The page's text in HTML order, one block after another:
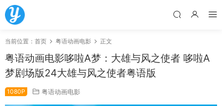
当前位置： 首页 粤语动画电影 正文
粤语动画电影哆啦A梦：大雄与风之使者 哆啦A
梦剧场版24大雄与风之使者粤语版
1080P 粤语动画电影